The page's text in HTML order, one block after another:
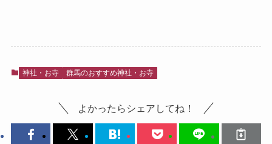
神社・お寺 群馬のおすすめ神社・お寺
よかったらシェアしてね！